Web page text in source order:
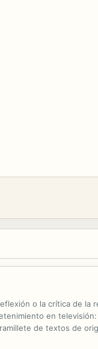
o la crítica de
en
de textos de